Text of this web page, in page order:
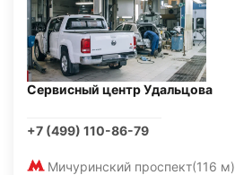
Сервисный центр Удальцова
+7 (499) 110-86-79
Мичуринский проспект(116 м)